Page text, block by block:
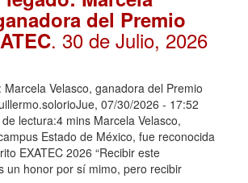
del Premio
. 30 de Julio, 2026
Velasco, ganadora del Premio
07/30/2026 - 17:52
lectura:4 mins Marcela Velasco,
Estado de México, fue reconocida
EXATEC 2026 “Recibir este
un honor por sí mimo, pero recibir